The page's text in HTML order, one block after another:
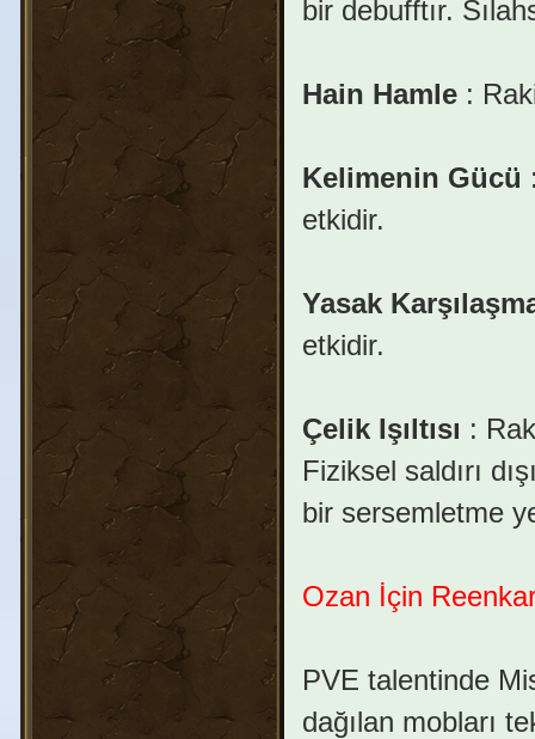
bir debufftır.
Hain Hamle:
Kelimenin Gücü
etkidir.
Yasak
etkidir.
Çelik Işıltısı :
Fiziksel saldırı
bir sersemletme
Ozan İçin
PVE talentinde
dağılan mobları